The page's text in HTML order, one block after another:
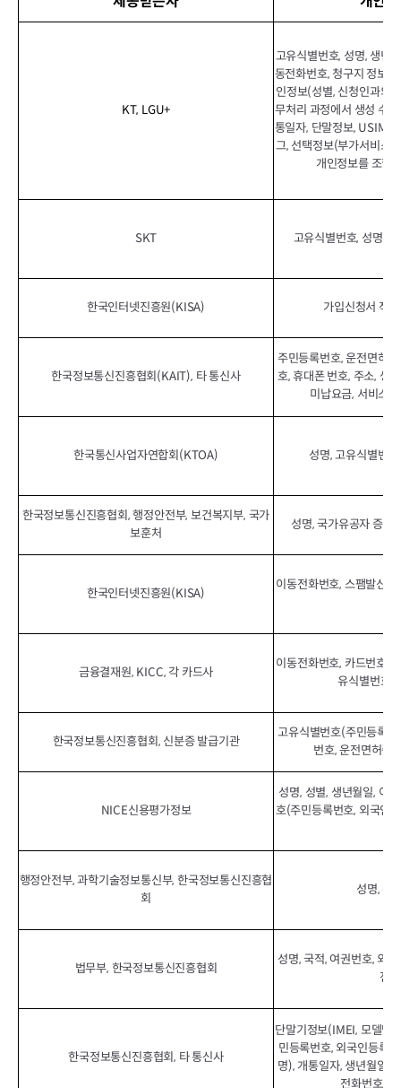
KT, LGU+
고유식별번호, 성명, 생년
동전화번호, 청구지 정보,
인정보(성별, 신청인과의
무처리 과정에서 생성 수
통일자, 단말정보, USIM
그, 선택정보(부가서비스
개인정보를 조합
SKT 고유식별번호, 성명,
한국인터넷진흥원(KISA) 가입신청서 작
한국정보통신진흥협회(KAIT), 타 통신사
주민등록번호, 운전면허
호, 휴대폰 번호, 주소, 생
미납요금, 서비스
한국통신사업자연합회(KTOA) 성명, 고유식별번
한국정보통신진흥협회, 행정안전부, 보건복지부, 국가
보훈처
성명, 국가유공자 증명
한국인터넷진흥원(KISA)
이동전화번호, 스팸발신
금융결재원, KICC, 각 카드사
이동전화번호, 카드번호,
유식별번호,
한국정보통신진흥협회, 신분증 발급기관
고유식별번호(주민등록
번호, 운전면허증
NICE신용평가정보
성명, 성별, 생년월일, 이
호(주민등록번호, 외국인
행정안전부, 과학기술정보통신부, 한국정보통신진흥협
회
성명, 주
법무부, 한국정보통신진흥협회
성명, 국적, 여권번호, 외
전
한국정보통신진흥협회, 타 통신사
단말기정보(IMEI, 모델명,
민등록번호, 외국인등록
명), 개통일자, 생년월일,
전화번호,